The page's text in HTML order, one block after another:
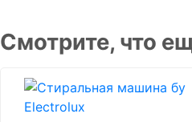
Смотрите, что